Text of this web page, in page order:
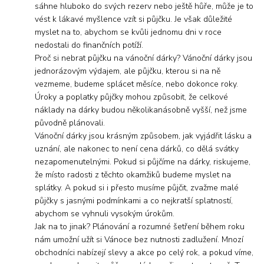
sáhne hluboko do svých rezerv nebo ještě hůře, může je to
vést k lákavé myšlence vzít si půjčku. Je však důležité
myslet na to, abychom se kvůli jednomu dni v roce
nedostali do finančních potíží.
Proč si nebrat půjčku na vánoční dárky? Vánoční dárky jsou
jednorázovým výdajem, ale půjčku, kterou si na ně
vezmeme, budeme splácet měsíce, nebo dokonce roky.
Úroky a poplatky půjčky mohou způsobit, že celkové
náklady na dárky budou několikanásobně vyšší, než jsme
původně plánovali.
Vánoční dárky jsou krásným způsobem, jak vyjádřit lásku a
uznání, ale nakonec to není cena dárků, co dělá svátky
nezapomenutelnými. Pokud si půjčíme na dárky, riskujeme,
že místo radosti z těchto okamžiků budeme myslet na
splátky. A pokud si i přesto musíme půjčit, zvažme malé
půjčky s jasnými podmínkami a co nejkratší splatností,
abychom se vyhnuli vysokým úrokům.
Jak na to jinak? Plánování a rozumné šetření během roku
nám umožní užít si Vánoce bez nutnosti zadlužení. Mnozí
obchodníci nabízejí slevy a akce po celý rok, a pokud víme,